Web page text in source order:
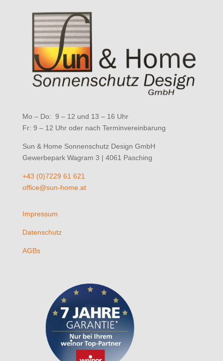
Mo – Do: 9 – 12 und 13 – 16 Uhr
Fr: 9 – 12 Uhr oder nach Terminvereinbarung
Sun & Home Sonnenschutz Design GmbH
Gewerbepark Wagram 3 | 4061 Pasching
+43 (0)7229 61 621
office@sun-home.at
Impressum
Datenschutz
AGBs